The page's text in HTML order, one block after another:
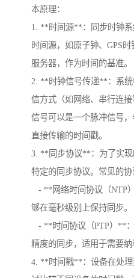
本原理：
1. **时间源**：同步时钟
时间源，如原子钟、GPS时
服务器，作为时间的基准。
2. **时钟信号传递**：系
信方式（如网络、串行连
信号可以是一个脉冲信号
直接传输的时间戳。
3. **同步协议**：为了实
特定的同步协议。常见的协
- **网络时间协议（NTP
够在毫秒级别上保持同步。
- **时间协议（PTP）**
精度的同步，适用于需要纳
4. **时间戳**：设备在处